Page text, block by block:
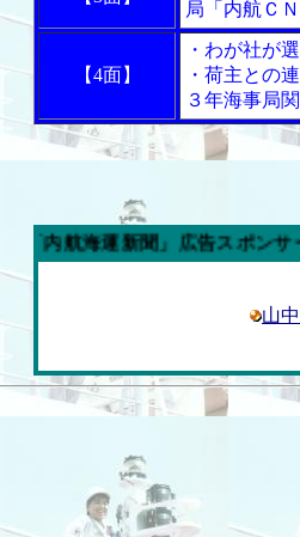
局「内航Ｃ
【4面】
・わが社が
・荷主との
３年海事局
海運新聞」広告スポンサー企業
山